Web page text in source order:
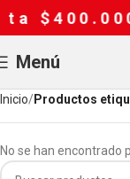
Menú
Inicio Productos
No se han encontrado